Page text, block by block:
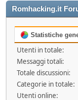
Romhacking.it
Statistiche
Utenti in totale:
Messaggi totali:
Totale discussioni:
Categorie in totale:
Utenti online: